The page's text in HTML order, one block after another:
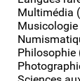
Multimédia
Musicologie
Philosophie